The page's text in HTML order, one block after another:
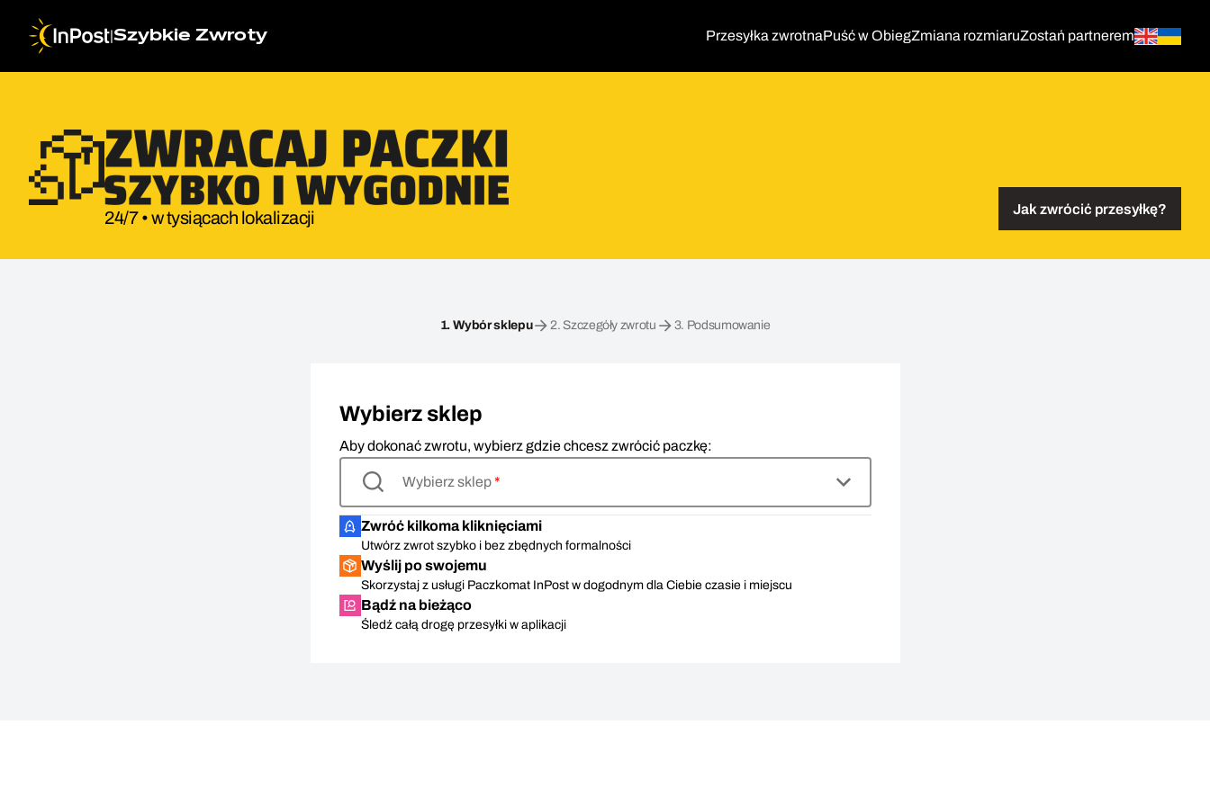
|Szybkie Zwroty Przesyłka zwrotnaPuść w ObiegZmiana rozmiaruZostań partnerem
24/7 • w tysiącach lokalizacji Jak zwrócić przesyłkę?
1. Wybór sklepu 2.Szczegóły zwrotu 3. Podsumowanie
Wybierz sklep
Aby dokonać zwrotu, wybierz gdzie chcesz zwrócić paczkę:
Wybierz sklep*
Zwróć kilkoma kliknięciami
Utwórz zwrot szybko i bez zbędnych formalności
Wyślij po swojemu
Skorzystaj z usługi Paczkomat InPost w dogodnym dla Ciebie czasie i miejscu
Bądź na bieżąco
Śledź całą drogę przesyłki w aplikacji